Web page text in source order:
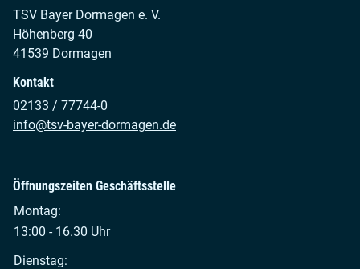
TSV Bayer Dormagen e. V.
Höhenberg 40
41539 Dormagen
Kontakt
02133 / 77744-0
info@tsv-bayer-dormagen.de
Öffnungszeiten Geschäftsstelle
Montag:
13:00 - 16.30 Uhr
Dienstag: